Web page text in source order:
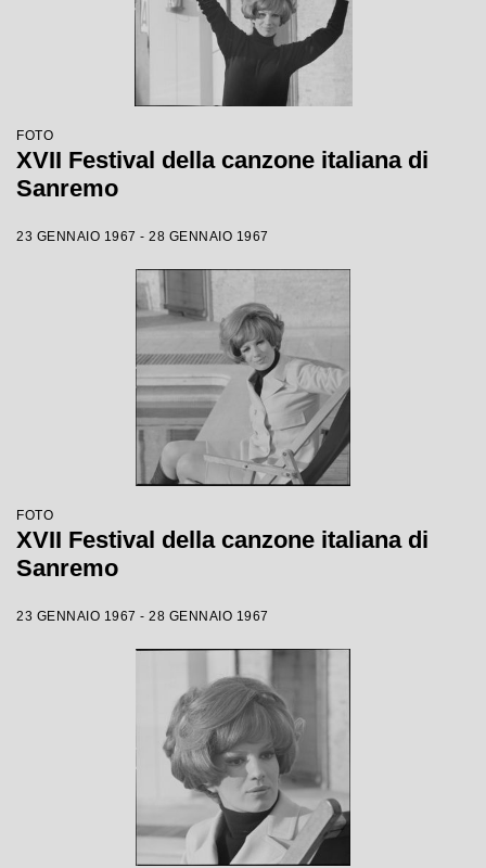
FOTO
XVII Festival della canzone italiana di
Sanremo
23 GENNAIO 1967 - 28 GENNAIO 1967
FOTO
XVII Festival della canzone italiana di
Sanremo
23 GENNAIO 1967 - 28 GENNAIO 1967